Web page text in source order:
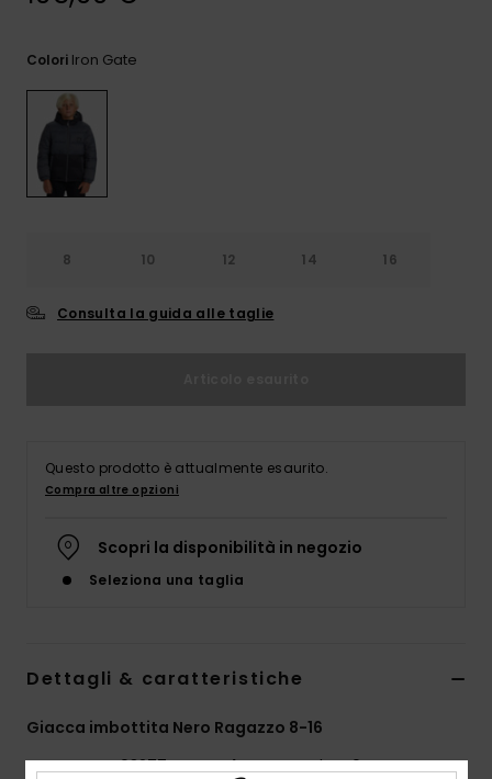
Colori Iron Gate
8 10 12 14 16
Consulta la guida alle taglie
Questo prodotto è attualmente esaurito.
Compra altre opzioni
Scopri la disponibilità in negozio
Seleziona una taglia
Dettagli & caratteristiche
Giacca imbottita Nero Ragazzo 8-16
StyleEQBJK03277 Codice colorekzm0